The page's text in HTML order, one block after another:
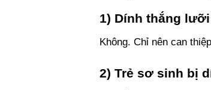
1) Dính thắng
Không. Chỉ nên can
2) Trẻ sơ sinh bị